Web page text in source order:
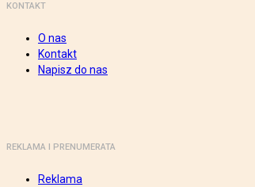
KONTAKT
O nas
Kontakt
Napisz do nas
REKLAMA I PRENUMERATA
Reklama